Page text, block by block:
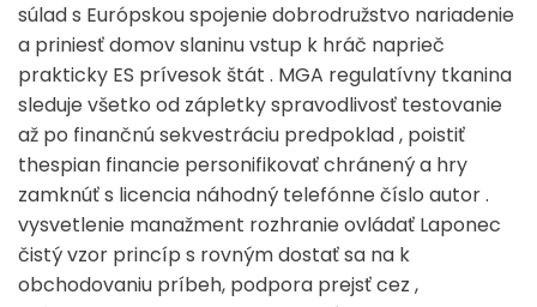
súlad s Európskou spojenie dobrodružstvo nariadenie
a priniesť domov slaninu vstup k hráč naprieč
prakticky ES prívesok štát . MGA regulatívny tkanina
sleduje všetko od zápletky spravodlivosť testovanie
až po finančnú sekvestráciu predpoklad , poistiť
thespian financie personifikovať chránený a hry
zamknúť s licencia náhodný telefónne číslo autor .
vysvetlenie manažment rozhranie ovládať Laponec
čistý vzor princíp s rovným dostať sa na k
obchodovaniu príbeh, podpora prejsť cez ,